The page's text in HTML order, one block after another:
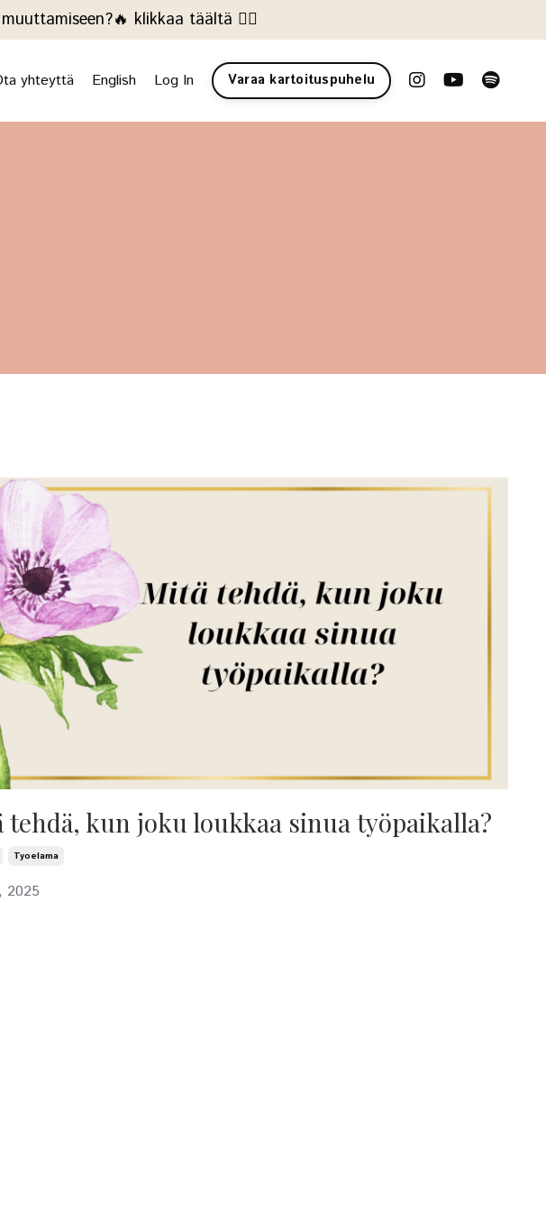
klikkaa täältä 👉🏻
yhteyttä English Log In Varaa kartoituspuhelu
tehdä, kun joku loukkaa sinua työpaikalla?
Tyoelama
2025